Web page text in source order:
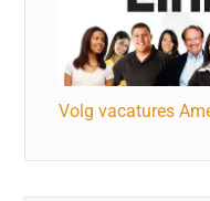
Volg vacatures